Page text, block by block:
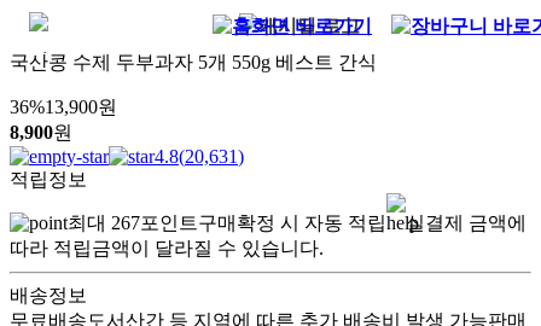
국산콩 수제 두부과자 5개 550g 베스트 간식
36%13,900원
8,900원
4.8(20,631)
적립정보
최대 267포인트구매확정 시 자동 적립
실결제 금액에
따라 적립금액이 달라질 수 있습니다.
배송정보
무료배송도서산간 등 지역에 따른 추가 배송비 발생 가능판매